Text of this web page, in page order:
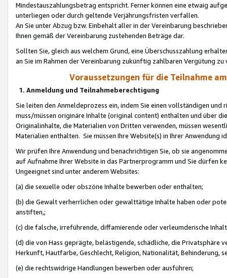
Mindestauszahlungsbetrag entspricht. Ferner können eine etwaig
unterliegen oder durch geltende Verjährungsfristen verfallen.
An Sie unter Abzug bzw. Einbehalt aller in der Vereinbarung
Ihnen gemäß der Vereinbarung zustehenden Beträge dar.
Sollten Sie, gleich aus welchem Grund, eine Überschusszahlung
an Sie im Rahmen der Vereinbarung zukünftig zahlbaren Vergütung zu
Voraussetzungen für die Teilnahme
1. Anmeldung und Teilnahmeberechtigung
Sie leiten den Anmeldeprozess ein, indem Sie einen vollständigen
muss/müssen originäre Inhalte (original content) enthalten und über
Originalinhalte, die Materialien von Dritten verwenden, müssen
Materialien enthalten. Sie müssen Ihre Website(s) in Ihrer Anwendung
Wir prüfen Ihre Anwendung und benachrichtigen Sie, ob sie
auf Aufnahme Ihrer Website in das Partnerprogramm und Sie dürfen
Ungeeignet sind unter anderem Websites:
(a) die sexuelle oder obszöne Inhalte bewerben oder enthalten;
(b) die Gewalt verherrlichen oder gewalttätige Inhalte haben oder
anstiften,;
(c) die falsche, irreführende, diffamierende oder verleumderische
(d) die von Hass geprägte, belästigende, schädliche, die Privatsphäre
Herkunft, Hautfarbe, Geschlecht, Religion, Nationalität, Behinderung,
(e) die rechtswidrige Handlungen bewerben oder ausführen;